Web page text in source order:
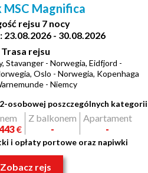
Magnifica
rejsu 7 nocy
23.08.2026 - 30.08.2026
Trasa rejsu
Stavanger - Norwegia, Eidfjord -
Oslo - Norwegia, Kopenhaga
- Niemcy
osobowej poszczególnych kategorii
€
Z balkonem
-
Apartament
-
i opłaty portowe oraz napiwki
Zobacz rejs